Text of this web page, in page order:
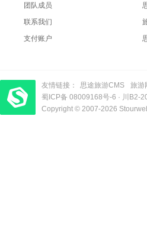
团队成员
联系我们
支付账户
友情链接： 思途旅游CMS 旅游
梦旅程酒店管理系统
​| 运营支
蜀ICP备 08009168号-6 · 川B2-
Copyright © 2007-2026